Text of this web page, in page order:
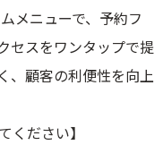
メニューで、予約フ
セスをワンタップで提
、顧客の利便性を向上
ください】